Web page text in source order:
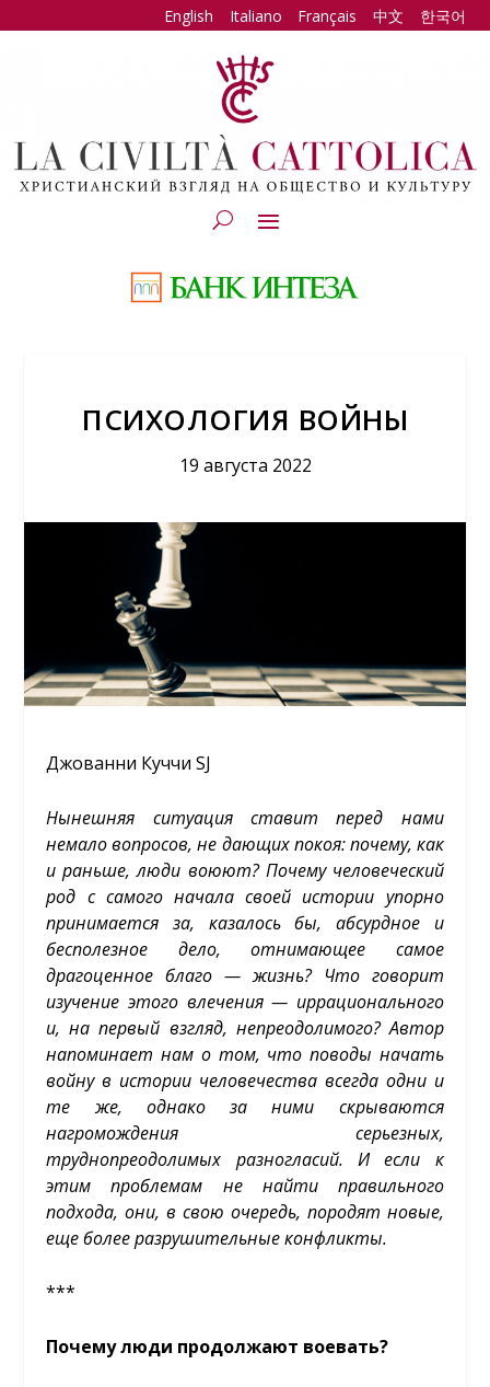
English Italiano Français 中文 한국어
ПСИХОЛОГИЯ ВОЙНЫ
19 августа 2022
Джованни Куччи SJ
Нынешняя ситуация ставит перед нами
немало вопросов, не дающих покоя: почему, как
и раньше, люди воюют? Почему человеческий
род с самого начала своей истории упорно
принимается за, казалось бы, абсурдное и
бесполезное дело, отнимающее самое
драгоценное благо — жизнь? Что говорит
изучение этого влечения — иррационального
и, на первый взгляд, непреодолимого? Автор
напоминает нам о том, что поводы начать
войну в истории человечества всегда одни и
те же, однако за ними скрываются
нагромождения серьезных,
труднопреодолимых разногласий. И если к
этим проблемам не найти правильного
подхода, они, в свою очередь, породят новые,
еще более разрушительные конфликты.
***
Почему люди продолжают воевать?